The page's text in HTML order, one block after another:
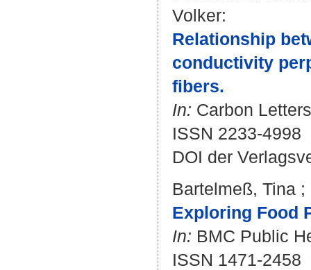
Volker:
Relationship
conductivity
fibers.
In: Carbon
ISSN 2233-4998
DOI der
Bartelmeß, Tina ;
Exploring Food
In: BMC Public
ISSN 1471-2458